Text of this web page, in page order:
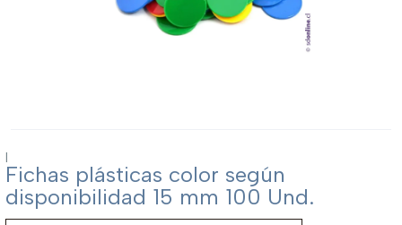
|
Fichas plásticas color según
disponibilidad 15 mm 100 Und.